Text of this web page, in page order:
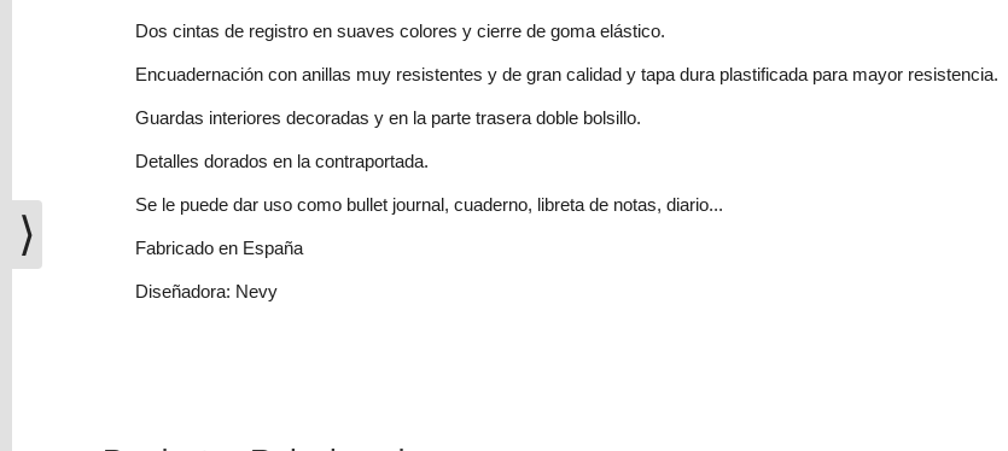
compra
Sociales
Dos cintas de registro en suaves colores y cierre de goma elástico.
Encuadernación con anillas muy resistentes y de gran calidad y tapa dura plastificada para mayor resistencia.
Guardas interiores decoradas y en la parte trasera doble bolsillo.
Detalles dorados en la contraportada.
Se le puede dar uso como bullet journal, cuaderno, libreta de notas, diario...
Fabricado en España
Diseñadora: Nevy
⟩